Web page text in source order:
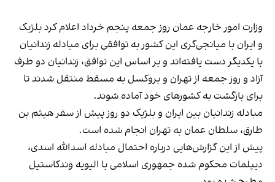
وزارت امور خارجه عمان روز جمعه پنجم خرداد اعلام کرد بلژیک
و ایران با میانجی‌گری این کشور به توافقی برای مبادله زندانیان
با یکدیگر دست یافته‌اند و بر اساس این توافق، زندانیان دو طرف
آزاد و روز جمعه از تهران و بروکسل به مسقط منتقل شدند تا
برای بازگشت به کشورهای خود آماده شوند.
مبادله زندانیان بین ایران و بلژیک دو روز پیش از سفر هيثم بن
طارق، سلطان عمان به تهران انجام شده است.
پیش از این گزارش‌هایی درباره احتمال مبادله اسدالله اسدی،
دیپلمات محکوم شده جمهوری اسلامی با الیویه وندکاستیل